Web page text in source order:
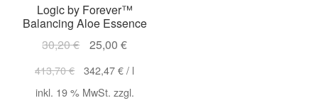
Logic by Forever™
Balancing Aloe Essence
30,20€ Ursprünglicher
war:
30,20 €
25,00€Aktueller
ist:
25,00 €.
413,70€ 342,47€/ l
inkl. 19 % MwSt. zzgl.